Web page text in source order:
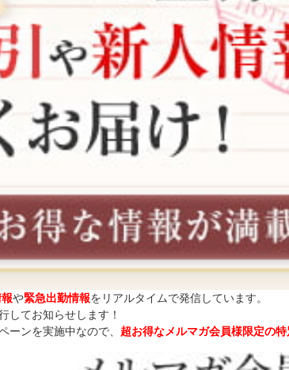
や緊急出勤情報をリアルタイムで発信しています。
してお知らせします！
ーンを実施中なので、 超お得なメルマガ会員様限定の